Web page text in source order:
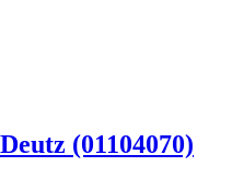
(01104070)